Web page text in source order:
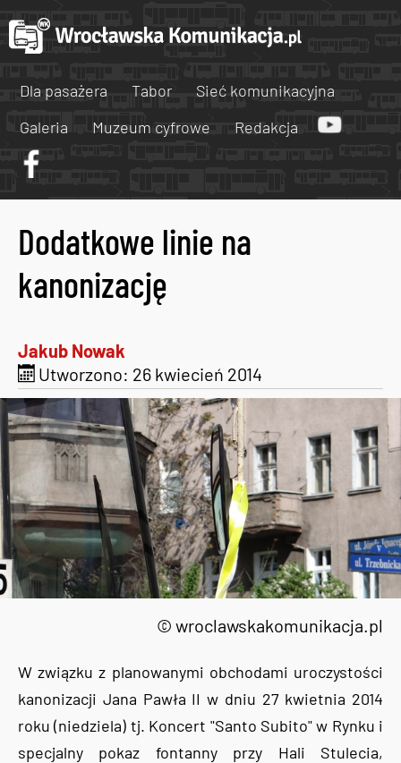
Dla pasażera Tabor
Sieć komunikacyjna
Galeria
Muzeum cyfrowe Redakcja
Dodatkowe linie na
kanonizację
Jakub Nowak
Utworzono: 26 kwiecień 2014
© wroclawskakomunikacja.pl
W związku z planowanymi obchodami uroczystości
kanonizacji Jana Pawła II w dniu 27 kwietnia 2014
roku (niedziela) tj. Koncert "Santo Subito" w Rynku i
specjalny pokaz fontanny przy Hali Stulecia,